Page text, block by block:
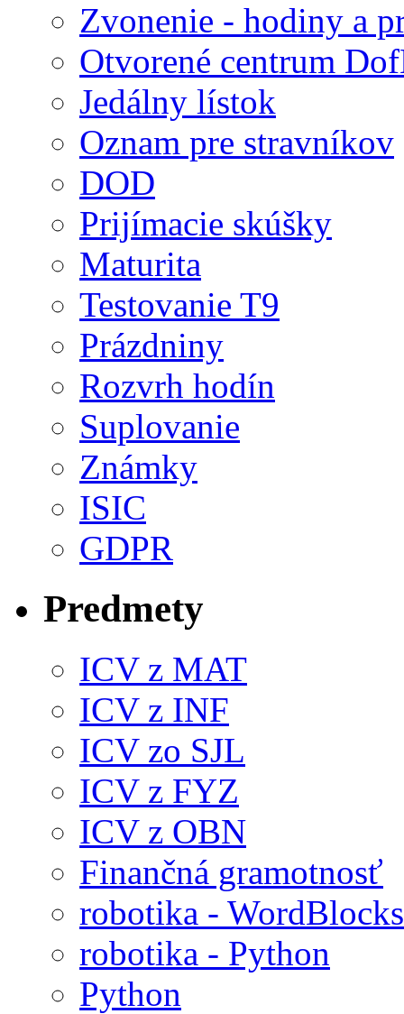
Zvonenie - hodiny a
Otvorené centrum
Jedálny lístok
Oznam pre stravníkov
DOD
Prijímacie skúšky
Maturita
Testovanie T9
Prázdniny
Rozvrh hodín
Suplovanie
Známky
ISIC
GDPR
Predmety
ICV z MAT
ICV z INF
ICV zo SJL
ICV z FYZ
ICV z OBN
Finančná gramotnosť
robotika - WordBlocks
robotika - Python
Python